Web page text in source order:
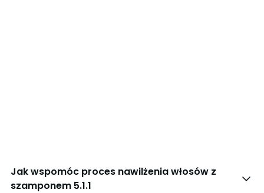
Jak wspomóc proces nawilżenia włosów z
szamponem 5.1.1